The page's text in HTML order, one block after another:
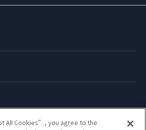
All Cookies”, you agree to the